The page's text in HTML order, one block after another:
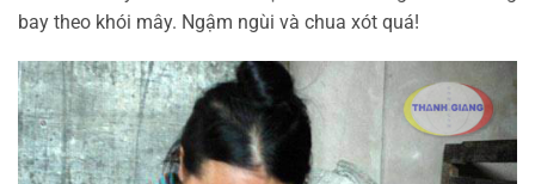
bay theo khói mây. Ngậm ngùi và chua xót quá!